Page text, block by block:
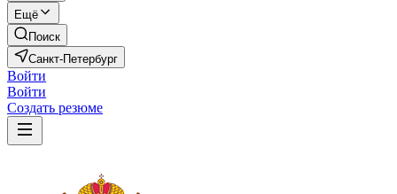
Ещё
Поиск
Санкт-Петербург
Войти
Войти
Создать резюме